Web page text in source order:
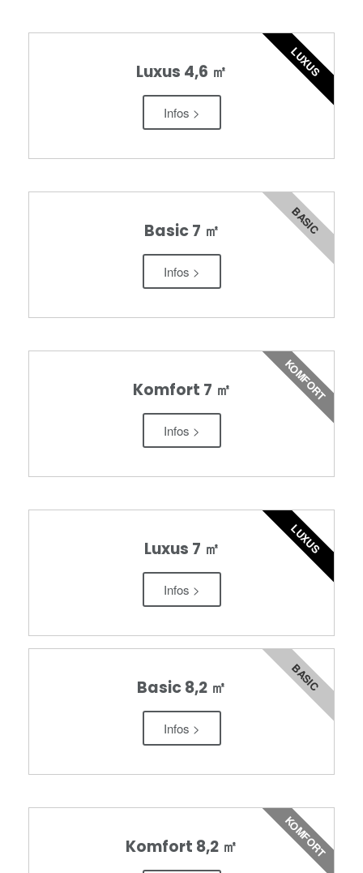
Luxus 4,6 ㎡
Infos >
LUXUS
Basic 7 ㎡
Infos >
BASIC
Komfort 7 ㎡
Infos >
KOMFORT
Luxus 7 ㎡
Infos >
LUXUS
Basic 8,2 ㎡
Infos >
BASIC
Komfort 8,2 ㎡ KOMFORT